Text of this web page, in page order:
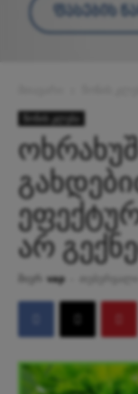
წონის კლება
არ
მიერ vap